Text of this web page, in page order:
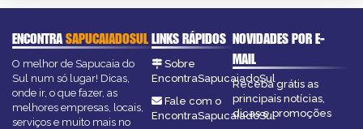
ENCONTRASAPUCAIADOSUL
O melhor de Sapucaia do
Sul num só lugar! Dicas,
onde ir, o que fazer, as
melhores empresas, locais,
serviços e muito mais no
LINKS RÁPIDOS
Sobre
EncontraSapucaiadoSul
Fale com o
EncontraSapucaiadoSul
NOVIDADES POR E-
MAIL
Receba grátis as
principais notícias,
dicas e promoções